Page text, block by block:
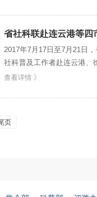
省社科联赴连云港等四
2017年7月17日至7月21日
社科普及工作者赴连云港、
作。 这是今年省社科联开展
查看详情 》
页